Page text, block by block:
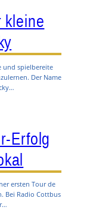
kleine
und spielbereite
Der Name
Erfolg
ersten Tour de
Bei Radio Cottbus